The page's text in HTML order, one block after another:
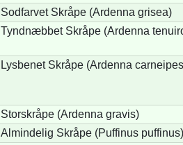
Sodfarvet Skråpe (Ardenna grisea)
Tyndnæbbet Skråpe (Ardenna
Lysbenet Skråpe (Ardenna
Storskråpe (Ardenna gravis)
Almindelig Skråpe (Puffinus puffinus)